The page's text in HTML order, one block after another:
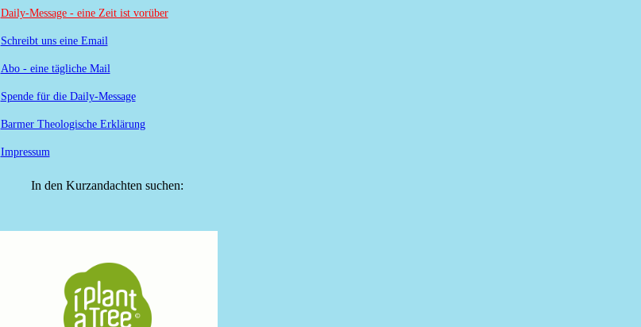
Daily-Message - eine Zeit ist vorüber
Schreibt uns eine Email
Abo - eine tägliche Mail
Spende für die Daily-Message
Barmer Theologische Erklärung
Impressum
In den Kurzandachten suchen: